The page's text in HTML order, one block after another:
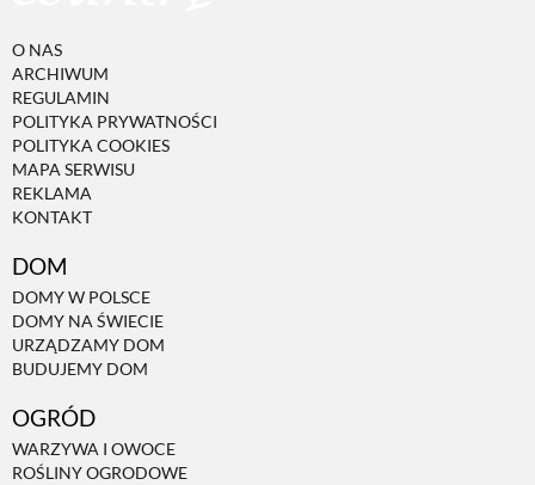
O NAS
ARCHIWUM
REGULAMIN
POLITYKA PRYWATNOŚCI
POLITYKA COOKIES
MAPA SERWISU
REKLAMA
KONTAKT
DOM
DOMY W POLSCE
DOMY NA ŚWIECIE
URZĄDZAMY DOM
BUDUJEMY DOM
OGRÓD
WARZYWA I OWOCE
ROŚLINY OGRODOWE